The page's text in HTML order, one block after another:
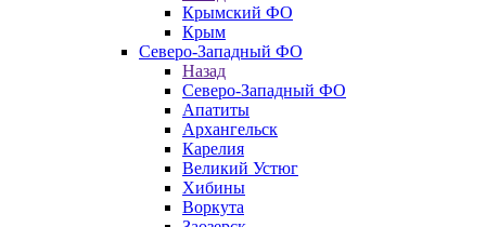
Крымский ФО
Крым
Северо-Западный ФО
Назад
Северо-Западный ФО
Апатиты
Архангельск
Карелия
Великий Устюг
Хибины
Воркута